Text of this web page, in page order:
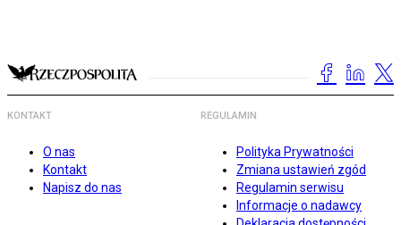
KONTAKT
O nas
Kontakt
Napisz do nas
REGULAMIN
Polityka Prywatności
Zmiana ustawień zgód
Regulamin serwisu
Informacje o nadawcy